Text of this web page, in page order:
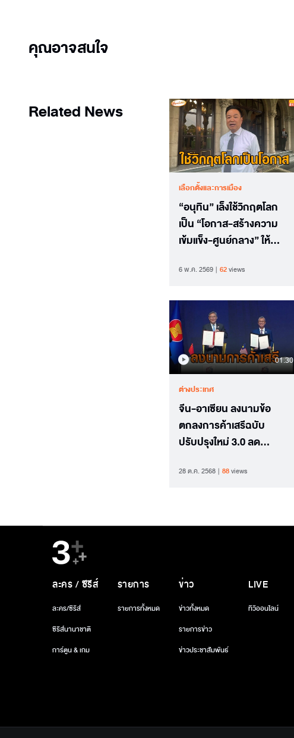
คุณอาจสนใจ
Related News
เลือกตั้งและการเมือง
“อนุทิน” เล็งใช้วิกฤตโลก
เป็น “โอกาส-สร้างความ
เข้มแข็ง-ศูนย์กลาง” ให้
6 พ.ค. 2569 62views
01.30
ต่างประเทศ
จีน-อาเซียน ลงนามข้อ
ตกลงการค้าเสรีฉบับ
ปรับปรุงใหม่ 3.0 ลด
28 ต.ค. 2568 88views
ละคร / ซีรีส์
ละคร/ซีรีส์
ซีรีส์นานาชาติ
การ์ตูน & เกม
รายการ
รายการทั้งหมด
ข่าว
ข่าวทั้งหมด
รายการข่าว
ข่าวประชาสัมพันธ์
LIVE
ทีวีออนไลน์